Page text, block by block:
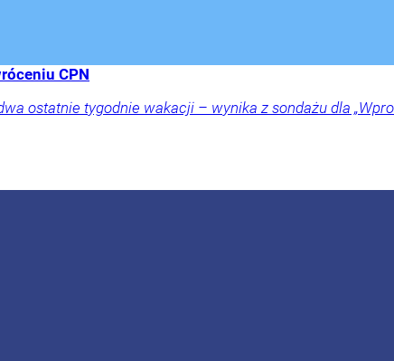
CPN
ostatnie tygodnie wakacji – wynika z sondażu dla